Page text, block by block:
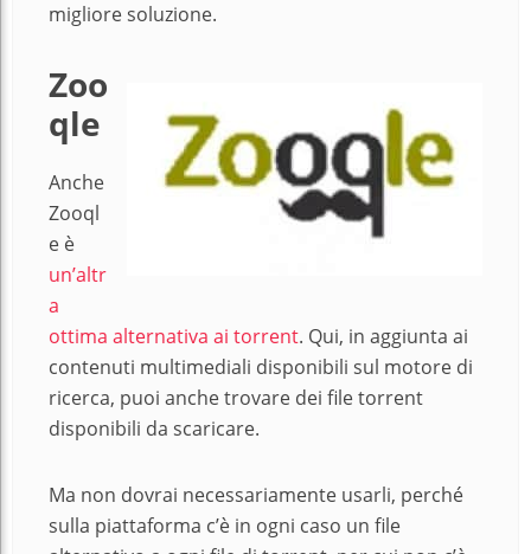
migliore soluzione.
Zoo
qle
Anche
Zooql
e è
un’altr
a
ottima alternativa ai torrent. Qui, in aggiunta ai
contenuti multimediali disponibili sul motore di
ricerca, puoi anche trovare dei file torrent
disponibili da scaricare.
Ma non dovrai necessariamente usarli, perché
sulla piattaforma c’è in ogni caso un file